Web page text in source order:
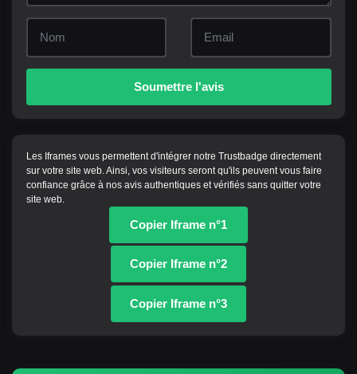
Soumettre l'avis
Les Iframes vous permettent d'intégrer notre Trustbadge directement
sur votre site web. Ainsi, vos visiteurs seront qu'ils peuvent vous faire
confiance grâce à nos avis authentiques et vérifiés sans quitter votre
site web.
Copier Iframe n°1
Copier Iframe n°2
Copier Iframe n°3